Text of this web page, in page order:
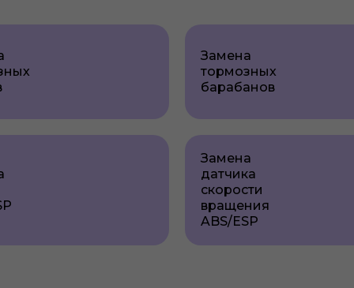
Замена
тормозных
барабанов
Замена
датчика
скорости
вращения
ABS/ESP